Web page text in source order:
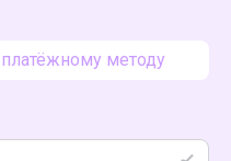
методу